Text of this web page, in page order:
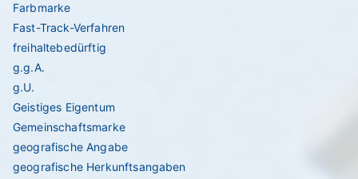
Farbmarke
Fast-Track-Verfahren
freihaltebedürftig
g.g.A.
g.U.
Geistiges Eigentum
Gemeinschaftsmarke
geografische Angabe
geografische Herkunftsangaben